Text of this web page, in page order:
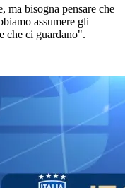
ma bisogna pensare che
assumere gli
che ci guardano".